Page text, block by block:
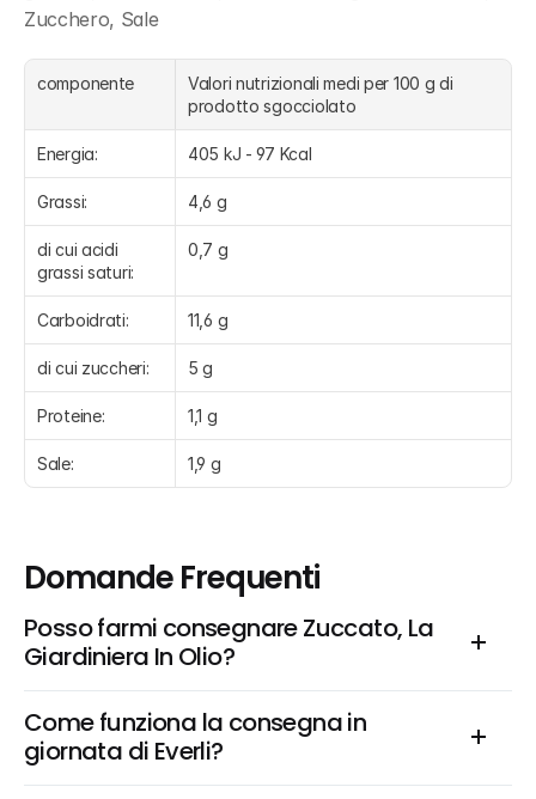
Zucchero, Sale
componente
Valori nutrizionali medi per 100 g di
prodotto sgocciolato
Energia: 405 kJ - 97 Kcal
Grassi: 4,6 g
di cui acidi
grassi saturi:
0,7 g
Carboidrati: 11,6 g
di cui zuccheri: 5 g
Proteine: 1,1 g
Sale: 1,9 g
Domande Frequenti
Posso farmi consegnare Zuccato, La
Giardiniera In Olio?
Come funziona la consegna in
giornata di Everli?